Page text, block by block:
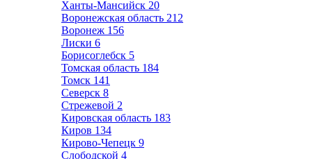
Ханты-Мансийск 20
Воронежская область 212
Воронеж 156
Лиски 6
Борисоглебск 5
Томская область 184
Томск 141
Северск 8
Стрежевой 2
Кировская область 183
Киров 134
Кирово-Чепецк 9
Слободской 4